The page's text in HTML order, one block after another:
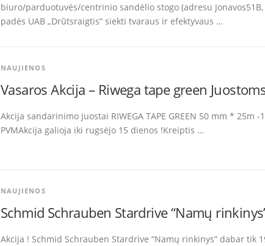
biuro/parduotuvės/centrinio sandėlio stogo (adresu
padės UAB „Drūtsraigtis“ siekti tvaraus ir efektyvaus …
NAUJIENOS
Vasaros Akcija – Riwega tape green
Akcija sandarinimo juostai RIWEGA TAPE GREEN 50 mm * 25m
PVMAkcija galioja iki rugsėjo 15 dienos !Kreiptis …
NAUJIENOS
Schmid Schrauben Stardrive “Namų
Akcija ! Schmid Schrauben Stardrive “Namų rinkinys” dabar